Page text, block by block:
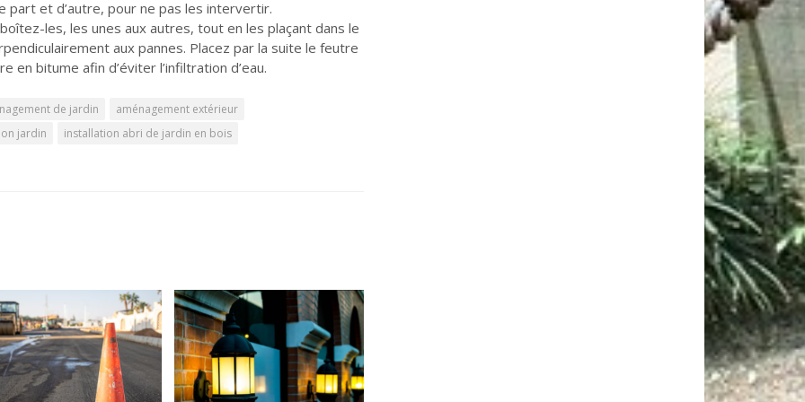
part et d’autre, pour ne pas les intervertir.
les, les unes aux autres, tout en les plaçant dans le
aux pannes. Placez par la suite le feutre
en bitume afin d’éviter l’infiltration d’eau.
de jardin
aménagement extérieur
jardin
installation abri de jardin en bois